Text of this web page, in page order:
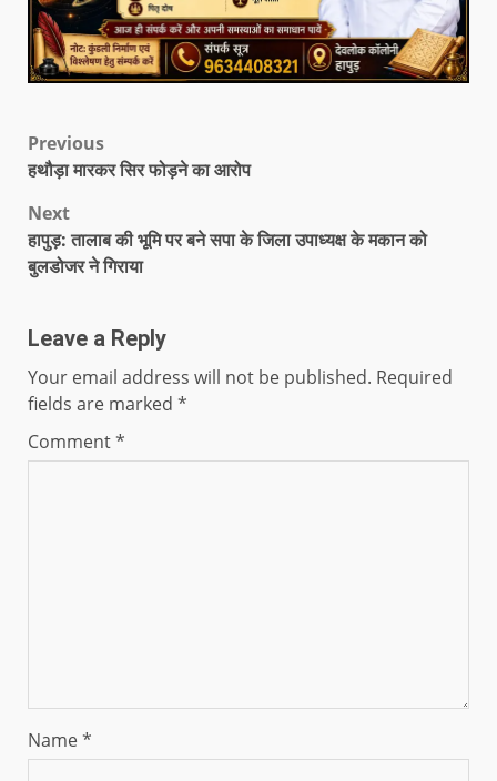
Previous
हथौड़ा मारकर सिर फोड़ने का आरोप
Next
हापुड़: तालाब की भूमि पर बने सपा के जिला उपाध्यक्ष के मकान को
बुलडोजर ने गिराया
Leave a Reply
Your email address will not be published. Required
fields are marked *
Comment*
Name*